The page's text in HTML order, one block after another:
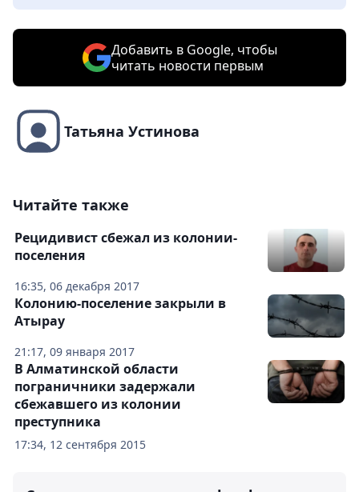
Добавить в Google, чтобы
читать новости первым
Татьяна Устинова
Читайте также
16:35, 06 декабря 2017
Рецидивист сбежал из колонии-
поселения
21:17, 09 января 2017
Колонию-поселение закрыли в
Атырау
17:34, 12 сентября 2015
В Алматинской области
пограничники задержали
сбежавшего из колонии
преступника